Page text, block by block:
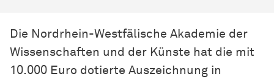
Die Nordrhein-Westfälische Akademie der
Wissenschaften und der Künste hat die mit
10.000 Euro dotierte Auszeichnung in